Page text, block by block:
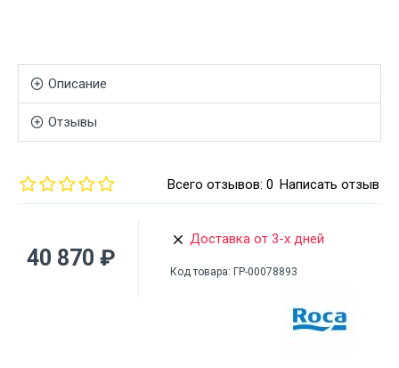
Описание
Отзывы
Всего отзывов: 0 Написать отзыв
40 870 ₽
Доставка от 3-х дней
Код товара: ГР-00078893